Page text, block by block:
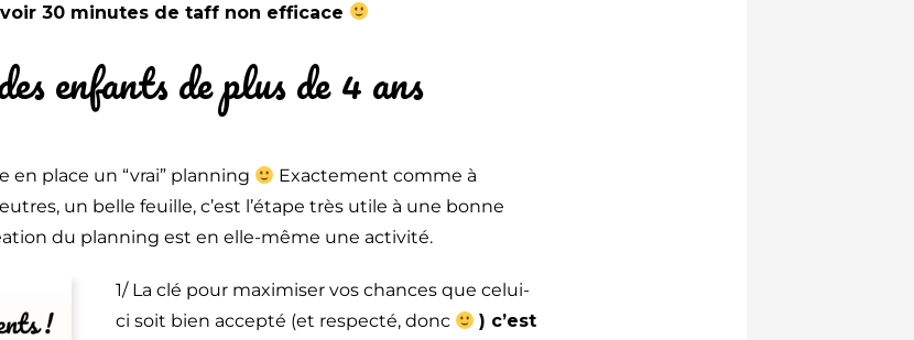
30 minutes de taff non efficace
enfants de plus de 4 ans
en place un “vrai” planning
Exactement comme à
un belle feuille, c’est l’étape très utile à une bonne
du planning est en elle-même une activité.
1/ La clé pour maximiser vos chances que celui-
ci soit bien accepté (et respecté, donc
) c’est